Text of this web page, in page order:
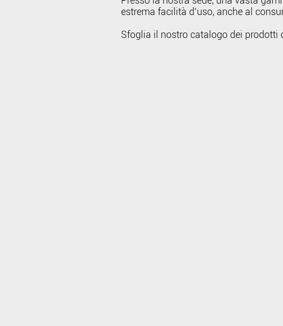
estrema facilità d’uso, anche al
Sfoglia il nostro catalogo dei prodotti